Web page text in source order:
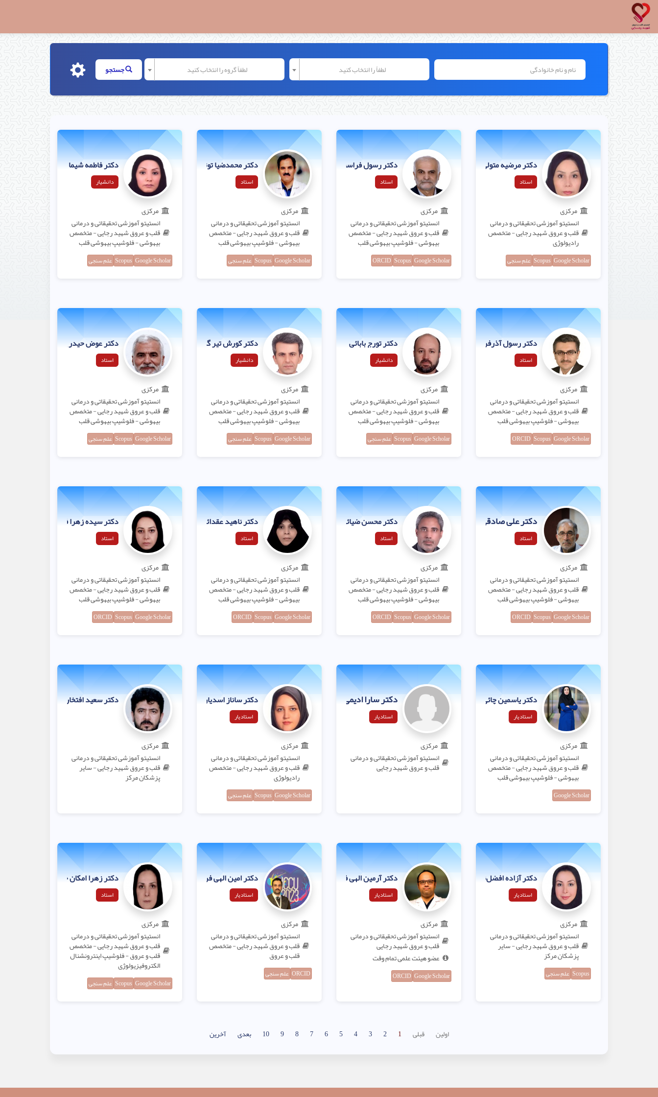
لطفاً را انتخاب کنید لطفاً گروه را انتخاب کنید جستجو
دکتر مرضیه متولی
استاد
مرکزی
انستیتو آموزشی تحقیقاتی و درمانی
قلب و عروق شهید رجایی - متخصص
رادیولوژی
Google Scholar
Scopus علم سنجی
دکتر رسول فراست کیش
استاد
مرکزی
انستیتو آموزشی تحقیقاتی و درمانی
قلب و عروق شهید رجایی - متخصص
بیهوشی - فلوشیپ بیهوشی قلب
Google Scholar
Scopus
ORCID
دکتر محمدضیا توتونچی قربانی
استاد
مرکزی
انستیتو آموزشی تحقیقاتی و درمانی
قلب و عروق شهید رجایی - متخصص
بیهوشی - فلوشیپ بیهوشی قلب
Google Scholar
Scopus علم سنجی
دکتر فاطمه شیما هادی پورزاده
دانشیار
مرکزی
انستیتو آموزشی تحقیقاتی و درمانی
قلب و عروق شهید رجایی - متخصص
بیهوشی - فلوشیپ بیهوشی قلب
Google Scholar
Scopus علم سنجی
دکتر رسول آذرفرین
استاد
مرکزی
انستیتو آموزشی تحقیقاتی و درمانی
قلب و عروق شهید رجایی - متخصص
بیهوشی - فلوشیپ بیهوشی قلب
Google Scholar
Scopus
ORCID
دکتر تورج بابائی
دانشیار
مرکزی
انستیتو آموزشی تحقیقاتی و درمانی
قلب و عروق شهید رجایی - متخصص
بیهوشی - فلوشیپ بیهوشی قلب
Google Scholar
Scopus علم سنجی
دکتر کورش تیر گر فاخری
دانشیار
مرکزی
انستیتو آموزشی تحقیقاتی و درمانی
قلب و عروق شهید رجایی - متخصص
بیهوشی - فلوشیپ بیهوشی قلب
Google Scholar
Scopus علم سنجی
دکتر عوض حیدر پور شهرضایی
استاد
مرکزی
انستیتو آموزشی تحقیقاتی و درمانی
قلب و عروق شهید رجایی - متخصص
بیهوشی - فلوشیپ بیهوشی قلب
Google Scholar
Scopus علم سنجی
دکتر علی صادقی
استاد
مرکزی
انستیتو آموزشی تحقیقاتی و درمانی
قلب و عروق شهید رجایی - متخصص
بیهوشی - فلوشیپ بیهوشی قلب
Google Scholar
Scopus
ORCID
دکتر محسن ضیائی فرد
استاد
مرکزی
انستیتو آموزشی تحقیقاتی و درمانی
قلب و عروق شهید رجایی - متخصص
بیهوشی - فلوشیپ بیهوشی قلب
Google Scholar
Scopus
ORCID
دکتر ناهید عقدائی
استاد
مرکزی
انستیتو آموزشی تحقیقاتی و درمانی
قلب و عروق شهید رجایی - متخصص
بیهوشی - فلوشیپ بیهوشی قلب
Google Scholar
Scopus
ORCID
دکتر سیده زهرا فریطوس
استاد
مرکزی
انستیتو آموزشی تحقیقاتی و درمانی
قلب و عروق شهید رجایی - متخصص
بیهوشی - فلوشیپ بیهوشی قلب
Google Scholar
Scopus
ORCID
دکتر یاسمین چائی بخش لنگرودی
استادیار
مرکزی
انستیتو آموزشی تحقیقاتی و درمانی
قلب و عروق شهید رجایی - متخصص
بیهوشی - فلوشیپ بیهوشی قلب
Google Scholar
دکتر سارا ادیمی
استادیار
مرکزی
انستیتو آموزشی تحقیقاتی و درمانی
قلب و عروق شهید رجایی
دکتر ساناز اسدیان لفمجانی
استادیار
مرکزی
انستیتو آموزشی تحقیقاتی و درمانی
قلب و عروق شهید رجایی - متخصص
رادیولوژی
Google Scholar
Scopus علم سنجی
دکتر سعید افتخاری
مرکزی
انستیتو آموزشی تحقیقاتی و درمانی
قلب و عروق شهید رجایی - سایر
پزشکان مرکز
دکتر آزاده افضل‌نیا
استادیار
مرکزی
انستیتو آموزشی تحقیقاتی و درمانی
قلب و عروق شهید رجایی - سایر
پزشکان مرکز
Scopus علم سنجی
دکتر آرمین الهی فر
استادیار
مرکزی
انستیتو آموزشی تحقیقاتی و درمانی
قلب و عروق شهید رجایی
عضو هیئت علمی تمام وقت
Google Scholar
ORCID
دکتر امین الهی فر
استادیار
مرکزی
انستیتو آموزشی تحقیقاتی و درمانی
قلب و عروق شهید رجایی - متخصص
قلب و عروق
ORCID علم سنجی
دکتر زهرا امکان جو
استاد
مرکزی
انستیتو آموزشی تحقیقاتی و درمانی
قلب و عروق شهید رجایی - متخصص
قلب و عروق - فلوشیپ اینترونشنال
الکتروفیزیولوژی
Google Scholar
Scopus علم سنجی
اولین قبلی 1
2
3
4
5
6
7
8
9
10 بعدی آخرین